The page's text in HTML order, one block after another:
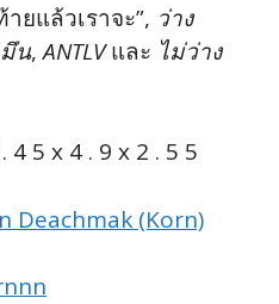
ยแล้วเราจะ”, ว่าง
น,ANTLVและ ไม่ว่าง
5 x 4 . 9 x 2 . 5 5
Deachmak (Korn)